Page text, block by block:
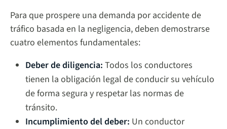
Para que prospere una demanda por accidente de
tráfico basada en la negligencia, deben demostrarse
cuatro elementos fundamentales:
Deber de diligencia: Todos los conductores
tienen la obligación legal de conducir su vehículo
de forma segura y respetar las normas de
tránsito.
Incumplimiento del deber: Un conductor